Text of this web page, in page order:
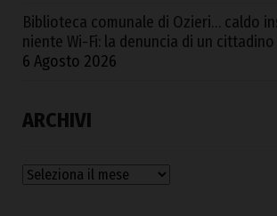
Biblioteca comunale di Ozieri… caldo
niente Wi-Fi: la denuncia di un cittadino
6 Agosto 2026
ARCHIVI
Archivi